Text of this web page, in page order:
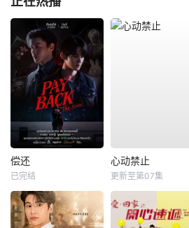
偿还
已完结
心动禁止
更新至第07集